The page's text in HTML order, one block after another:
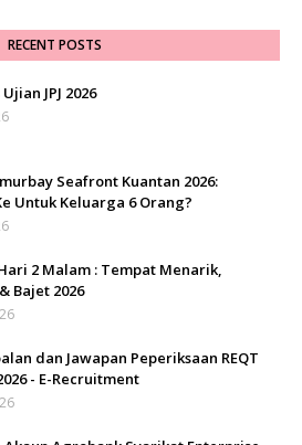
RECENT POSTS
JPJ 2026
Seafront Kuantan 2026:
Untuk Keluarga 6 Orang?
2 Malam : Tempat Menarik,
Bajet 2026
dan Jawapan Peperiksaan REQT
- E-Recruitment